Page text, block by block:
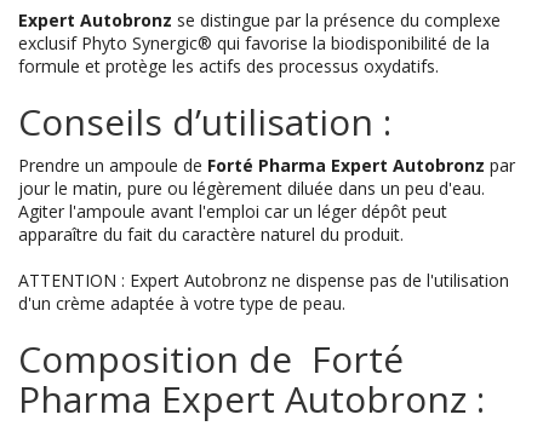
Expert Autobronz se distingue par la présence du complexe
exclusif Phyto Synergic® qui favorise la biodisponibilité de la
formule et protège les actifs des processus oxydatifs.
Conseils d’utilisation :
Prendre un ampoule de Forté Pharma Expert Autobronz par
jour le matin, pure ou légèrement diluée dans un peu d'eau.
Agiter l'ampoule avant l'emploi car un léger dépôt peut
apparaître du fait du caractère naturel du produit.
ATTENTION : Expert Autobronz ne dispense pas de l'utilisation
d'un crème adaptée à votre type de peau.
Composition de Forté
Pharma Expert Autobronz :